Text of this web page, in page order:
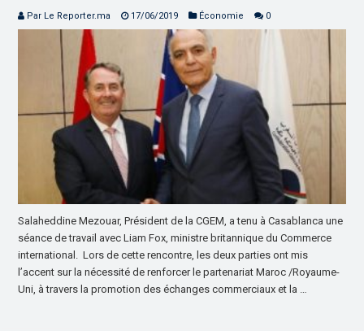
Par Le Reporter.ma 17/06/2019 Économie 0
Salaheddine Mezouar, Président de la CGEM, a tenu à Casablanca une
séance de travail avec Liam Fox, ministre britannique du Commerce
international. Lors de cette rencontre, les deux parties ont mis
l’accent sur la nécessité de renforcer le partenariat Maroc /Royaume-
Uni, à travers la promotion des échanges commerciaux et la …